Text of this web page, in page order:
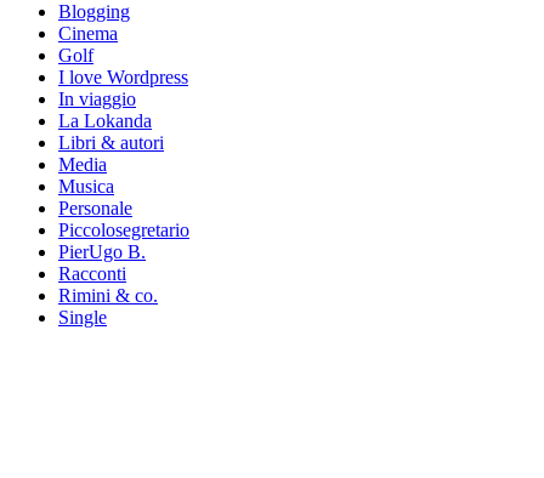
Blogging
Cinema
Golf
I love Wordpress
In viaggio
La Lokanda
Libri & autori
Media
Musica
Personale
Piccolosegretario
PierUgo B.
Racconti
Rimini & co.
Single